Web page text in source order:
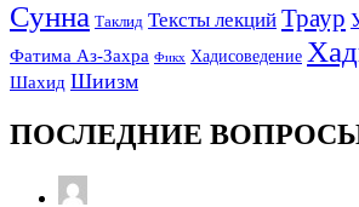
Сунна Таклид Тексты лекций Траур
Фатима Аз-Захра Фикх Хадисоведение
Шахид Шиизм
ПОСЛЕДНИЕ